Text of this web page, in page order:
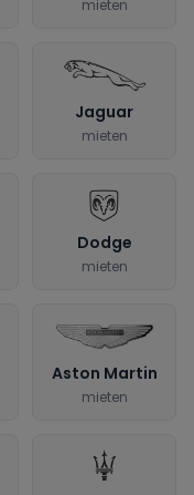
mieten
Jaguar
mieten
Dodge
mieten
Aston Martin
mieten